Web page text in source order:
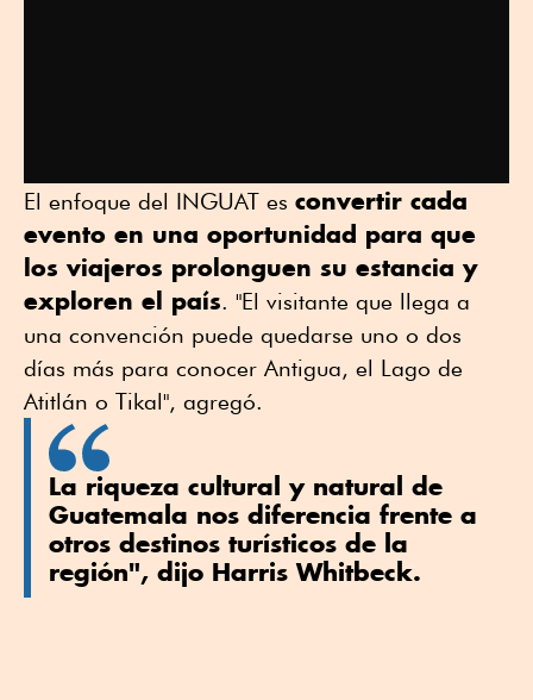
El enfoque del INGUAT es convertir cada
evento en una oportunidad para que
los viajeros prolonguen su estancia y
exploren el país. "El visitante que llega a
una convención puede quedarse uno o dos
días más para conocer Antigua, el Lago de
Atitlán o Tikal", agregó.
La riqueza cultural y natural de
Guatemala nos diferencia frente a
otros destinos turísticos de la
región", dijo Harris Whitbeck.